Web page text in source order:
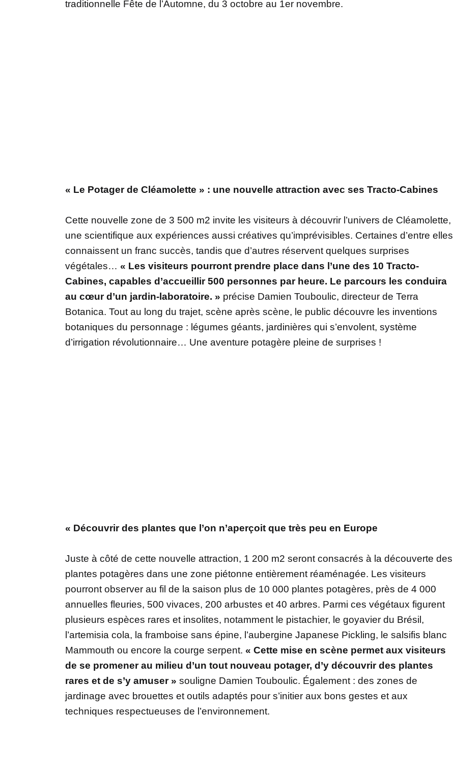
traditionnelle Fête de l’Automne, du 3 octobre au 1er novembre.
« Le Potager de Cléamolette » : une nouvelle attraction avec ses Tracto-Cabines
Cette nouvelle zone de 3 500 m2 invite les visiteurs à découvrir l’univers de Cléamolette,
une scientifique aux expériences aussi créatives qu’imprévisibles. Certaines d’entre elles
connaissent un franc succès, tandis que d’autres réservent quelques surprises
végétales… « Les visiteurs pourront prendre place dans l’une des 10 Tracto-
Cabines, capables d’accueillir 500 personnes par heure. Le parcours les conduira
au cœur d’un jardin-laboratoire. » précise Damien Touboulic, directeur de Terra
Botanica. Tout au long du trajet, scène après scène, le public découvre les inventions
botaniques du personnage : légumes géants, jardinières qui s’envolent, système
d’irrigation révolutionnaire… Une aventure potagère pleine de surprises !
« Découvrir des plantes que l’on n’aperçoit que très peu en Europe
Juste à côté de cette nouvelle attraction, 1 200 m2 seront consacrés à la découverte des
plantes potagères dans une zone piétonne entièrement réaménagée. Les visiteurs
pourront observer au fil de la saison plus de 10 000 plantes potagères, près de 4 000
annuelles fleuries, 500 vivaces, 200 arbustes et 40 arbres. Parmi ces végétaux figurent
plusieurs espèces rares et insolites, notamment le pistachier, le goyavier du Brésil,
l’artemisia cola, la framboise sans épine, l’aubergine Japanese Pickling, le salsifis blanc
Mammouth ou encore la courge serpent. « Cette mise en scène permet aux visiteurs
de se promener au milieu d’un tout nouveau potager, d’y découvrir des plantes
rares et de s’y amuser » souligne Damien Touboulic. Également : des zones de
jardinage avec brouettes et outils adaptés pour s’initier aux bons gestes et aux
techniques respectueuses de l’environnement.